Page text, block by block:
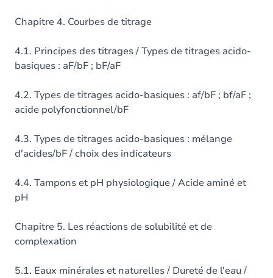
Chapitre 4. Courbes de titrage
4.1. Principes des titrages / Types de titrages acido-
basiques : aF/bF ; bF/aF
4.2. Types de titrages acido-basiques : af/bF ; bf/aF ;
acide polyfonctionnel/bF
4.3. Types de titrages acido-basiques : mélange
d'acides/bF / choix des indicateurs
4.4. Tampons et pH physiologique / Acide aminé et
pH
Chapitre 5. Les réactions de solubilité et de
complexation
5.1. Eaux minérales et naturelles / Dureté de l'eau /